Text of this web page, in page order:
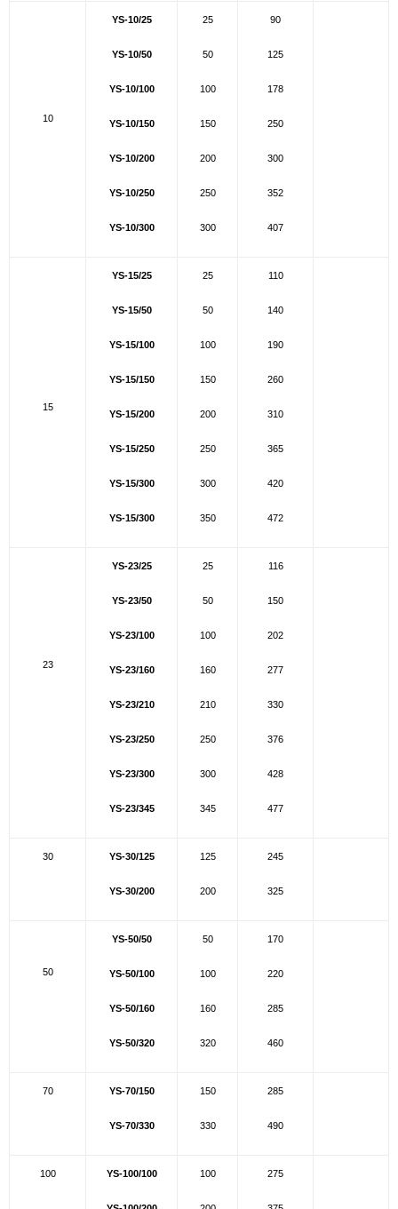
10
YS-10/25
YS-10/50
YS-10/100
YS-10/150
YS-10/200
YS-10/250
YS-10/300
25
50
100
150
200
250
300
90
125
178
250
300
352
407
15
YS-15/25
YS-15/50
YS-15/100
YS-15/150
YS-15/200
YS-15/250
YS-15/300
YS-15/300
25
50
100
150
200
250
300
350
110
140
190
260
310
365
420
472
23
YS-23/25
YS-23/50
YS-23/100
YS-23/160
YS-23/210
YS-23/250
YS-23/300
YS-23/345
25
50
100
160
210
250
300
345
116
150
202
277
330
376
428
477
30 YS-30/125
YS-30/200
125
200
245
325
50
YS-50/50
YS-50/100
YS-50/160
YS-50/320
50
100
160
320
170
220
285
460
70 YS-70/150
YS-70/330
150
330
285
490
100 YS-100/100 100 275